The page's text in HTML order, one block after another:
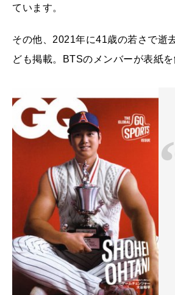
ています。
その他、2021年に41歳の若さで逝
ども掲載。BTSのメンバーが表紙